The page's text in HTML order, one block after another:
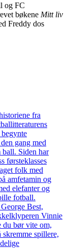
og FC
bøkene Mitt liv
Freddy dos
fra
begynte
gang med
ball. Siden har
førsteklasses
folk med
amfetamin og
elefanter og
fotball.
Best,
Vinnie
du bør vite om,
spillere,